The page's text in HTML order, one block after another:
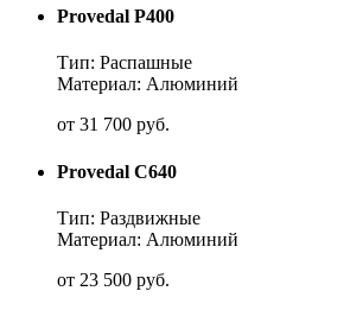
Provedal P400
Тип: Распашные
Материал: Алюминий
от 31 700 руб.
Provedal C640
Тип: Раздвижные
Материал: Алюминий
от 23 500 руб.